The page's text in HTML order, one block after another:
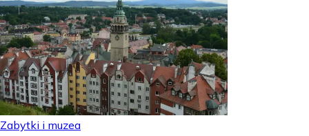
Zabytki i muzea